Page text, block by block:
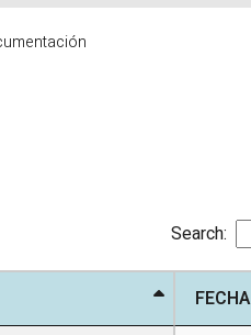
Search:
FECHA